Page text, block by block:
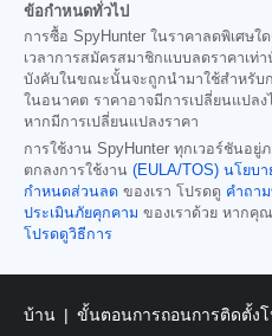
ข้อกำหนดทั่วไป
การซื้อ SpyHunter ในราคาลดพิเศษใ
เวลาการสมัครสมาชิกแบบลดราคาเท่
บังคับในขณะนั้นจะถูกนำมาใช้สำหรับ
ในอนาคต ราคาอาจมีการเปลี่ยนแปล
หากมีการเปลี่ยนแปลงราคา
การใช้งาน SpyHunter ทุกเวอร์ชันอ
ตกลงการใช้งาน (EULA/TOS) นโยบา
กำหนดส่วนลด ของเรา โปรดดู คำถา
ประเมินภัยคุกคาม ของเราด้วย หากคุ
โปรดดูวิธีการ
บ้าน ขั้นตอนการถอนการติดตั้ง